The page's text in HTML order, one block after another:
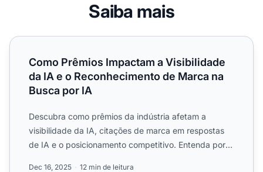
Saiba mais
Como Prêmios Impactam a Visibilidade da IA e o
Como Prêmios Impactam a Visibilidade
da IA e o Reconhecimento de Marca na
Busca por IA
Descubra como prêmios da indústria afetam a
visibilidade da IA, citações de marca em respostas
de IA e o posicionamento competitivo. Entenda por
Dec 16, 2025 12 min de leitura